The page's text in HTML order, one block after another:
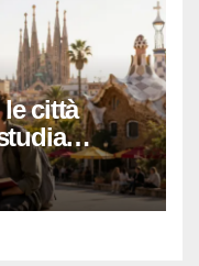
città
vita